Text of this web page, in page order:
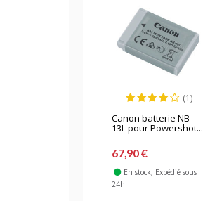
(1)
Canon batterie NB-
13L pour Powershot...
67,90 €
En stock, Expédié sous
24h